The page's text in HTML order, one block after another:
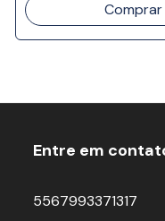
Entre em
5567993371317